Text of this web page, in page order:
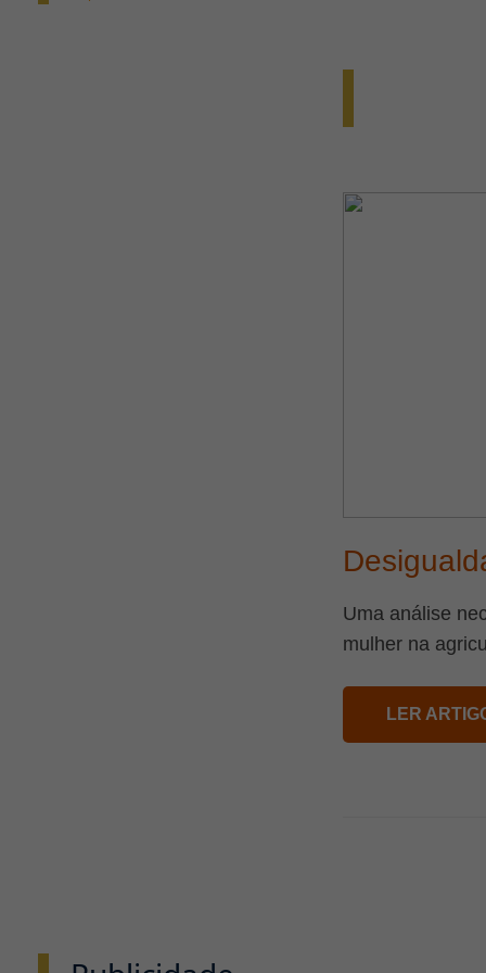
Uma análise
mulher na
LER